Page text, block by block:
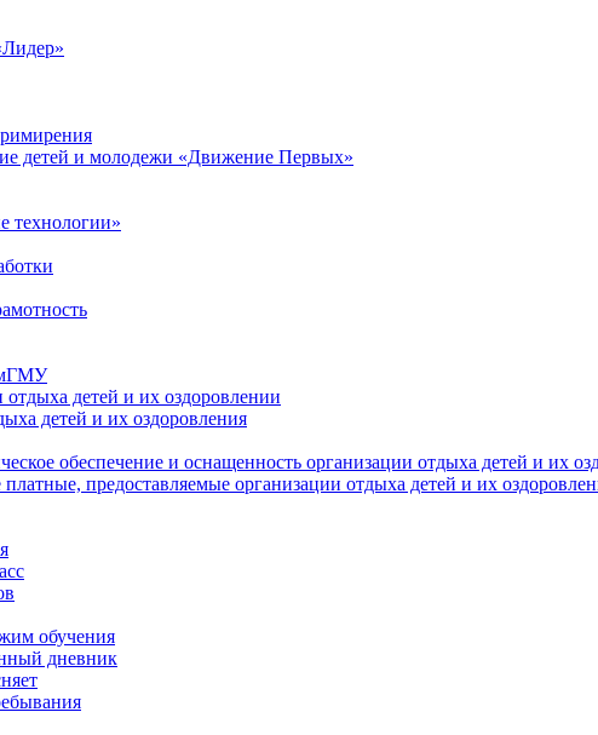
детей и молодежи «Движение Первых»
технологии»
детей и их оздоровлении
детей и их оздоровления
обеспечение и оснащенность организации отдыха детей и их
предоставляемые организации отдыха детей и их
обучения
дневник